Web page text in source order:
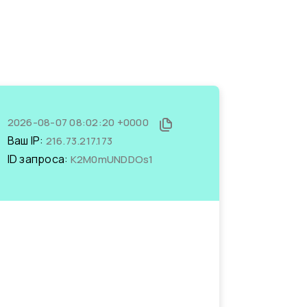
2026-08-07 08:02:20 +0000
Ваш IP: 216.73.217.173
ID запроса: K2M0mUNDDOs1